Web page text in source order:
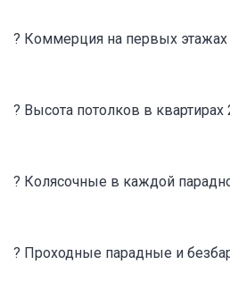
? Коммерция на первых этажах
? Высота потолков в квартирах
? Колясочные в каждой
? Проходные парадные и